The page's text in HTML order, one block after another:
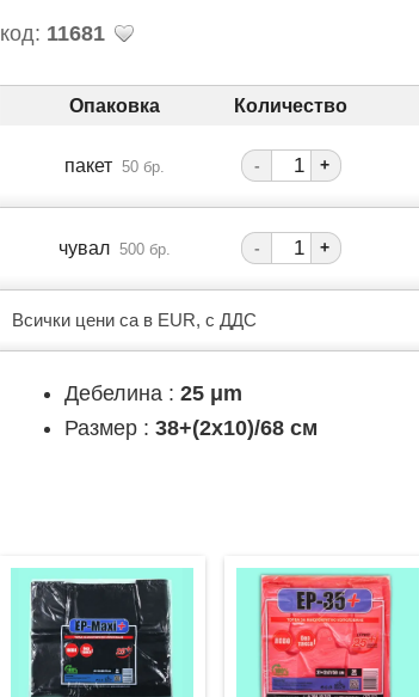
код: 11681
Опаковка Количество
пакет 50 бр. - +
чувал 500 бр. - +
Всички цени са в EUR, с ДДС
Дебелина :25 μm
Размер :38+(2x10)/68 см